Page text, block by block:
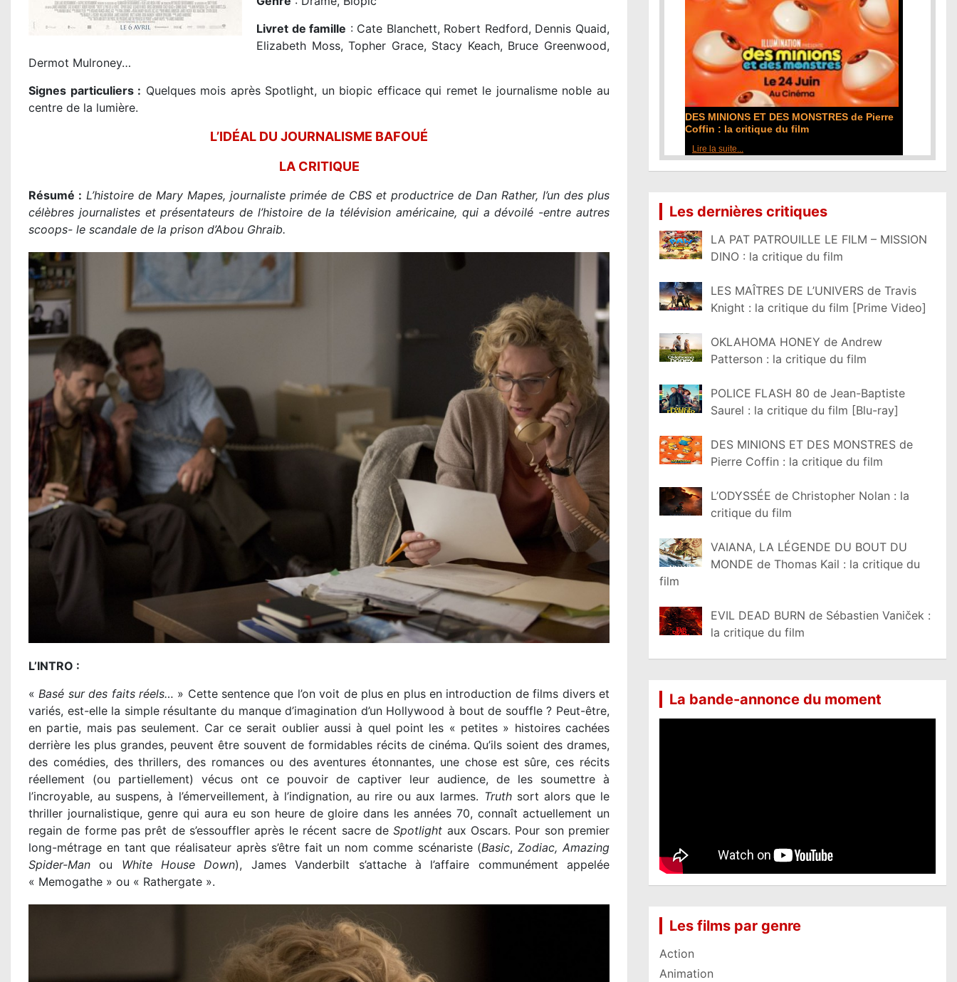
Livret de famille : Cate Blanchett, Robert Redford, Dennis Quaid,
Elizabeth Moss, Topher Grace, Stacy Keach, Bruce Greenwood,
Dermot Mulroney…
Signes particuliers : Quelques mois après Spotlight, un biopic efficace qui remet le journalisme noble au
centre de la lumière.
L’IDÉAL DU JOURNALISME BAFOUÉ
LA CRITIQUE
Résumé : L’histoire de Mary Mapes, journaliste primée de CBS et productrice de Dan Rather, l’un des plus
célèbres journalistes et présentateurs de l’histoire de la télévision américaine, qui a dévoilé -entre autres
scoops- le scandale de la prison d’Abou Ghraib.
L’INTRO :
« Basé sur des faits réels… » Cette sentence que l’on voit de plus en plus en introduction de films divers et
variés, est-elle la simple résultante du manque d’imagination d’un Hollywood à bout de souffle ? Peut-être,
en partie, mais pas seulement. Car ce serait oublier aussi à quel point les « petites » histoires cachées
derrière les plus grandes, peuvent être souvent de formidables récits de cinéma. Qu’ils soient des drames,
des comédies, des thrillers, des romances ou des aventures étonnantes, une chose est sûre, ces récits
réellement (ou partiellement) vécus ont ce pouvoir de captiver leur audience, de les soumettre à
l’incroyable, au suspens, à l’émerveillement, à l’indignation, au rire ou aux larmes. Truthsort alors que le
thriller journalistique, genre qui aura eu son heure de gloire dans les années 70, connaît actuellement un
regain de forme pas prêt de s’essouffler après le récent sacre deSpotlight aux Oscars. Pour son premier
long-métrage en tant que réalisateur après s’être fait un nom comme scénariste (Basic,Zodiac, Amazing
Spider-Man ou White House Down), James Vanderbilt s’attache à l’affaire communément appelée
« Memogathe » ou « Rathergate ».
L'ODYSSÉE de Christopher Nolan : la
critique du film
Lire la suite...
Les dernières critiques
LA PAT PATROUILLE LE FILM – MISSION
DINO : la critique du film
LES MAÎTRES DE L’UNIVERS de Travis
Knight : la critique du film [Prime Video]
OKLAHOMA HONEY de Andrew
Patterson : la critique du film
POLICE FLASH 80 de Jean-Baptiste
Saurel : la critique du film [Blu-ray]
DES MINIONS ET DES MONSTRES de
Pierre Coffin : la critique du film
L’ODYSSÉE de Christopher Nolan : la
critique du film
VAIANA, LA LÉGENDE DU BOUT DU
MONDE de Thomas Kail : la critique du
film
EVIL DEAD BURN de Sébastien Vaniček :
la critique du film
La bande-annonce du moment
Les films par genre
Action
Animation